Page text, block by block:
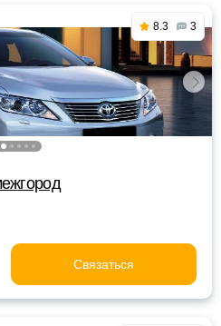
8.3 3
Связаться